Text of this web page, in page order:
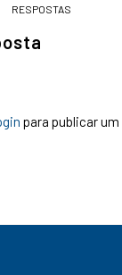
RESPOSTAS
para publicar um